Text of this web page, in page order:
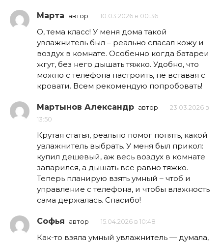
Марта автор 10.03.2026 в 00:36
О, тема класс! У меня дома такой
увлажнитель был – реально спасал кожу и
воздух в комнате. Особенно когда батареи
жгут, без него дышать тяжко. Удобно, что
можно с телефона настроить, не вставая с
кровати. Всем рекомендую попробовать!
Мартынов Александр автор
23.03.2026 в
13:50
Крутая статья, реально помог понять, какой
увлажнитель выбрать. У меня был прикол:
купил дешевый, аж весь воздух в комнате
запарился, а дышать все равно тяжко.
Теперь планирую взять умный – чтоб и
управление с телефона, и чтобы влажность
сама держалась. Спасибо!
Софья автор 15.04.2026 в 10:48
Как-то взяла умный увлажнитель — думала,